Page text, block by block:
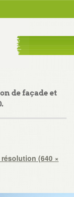
de façade et
résolution (640 ×